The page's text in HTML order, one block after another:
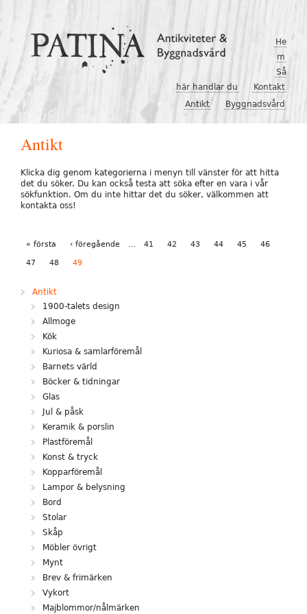
He
m
Så
här handlar du
Kontakt
Antikt
Byggnadsvård
Antikt
Klicka dig genom kategorierna i menyn till vänster för att hitta
det du söker. Du kan också testa att söka efter en vara i vår
sökfunktion. Om du inte hittar det du söker, välkommen att
kontakta oss!
« första ‹ föregående … 41 42 43 44 45 46
47 48 49
Antikt
1900-talets design
Allmoge
Kök
Kuriosa & samlarföremål
Barnets värld
Böcker & tidningar
Glas
Jul & påsk
Keramik & porslin
Plastföremål
Konst & tryck
Kopparföremål
Lampor & belysning
Bord
Stolar
Skåp
Möbler övrigt
Mynt
Brev & frimärken
Vykort
Majblommor/nålmärken